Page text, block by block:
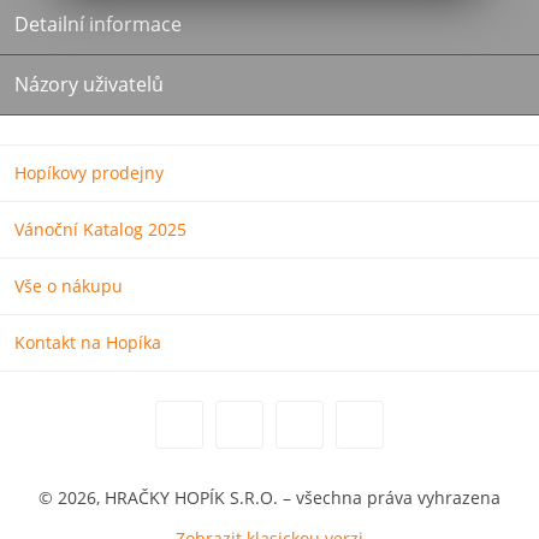
Detailní informace
Názory uživatelů
Hopíkovy prodejny
Vánoční Katalog 2025
Vše o nákupu
Kontakt na Hopíka
© 2026, HRAČKY HOPÍK S.R.O. – všechna práva vyhrazena